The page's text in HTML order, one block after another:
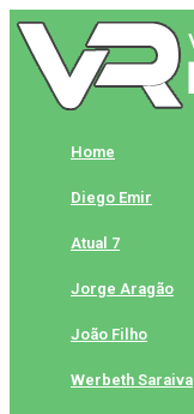
Skip
to
content
Home
Diego Emir
Atual 7
Jorge Aragão
João Filho
Werbeth Saraiva